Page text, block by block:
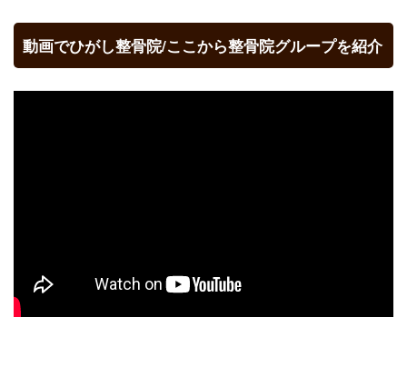
動画でひがし整骨院/ここから整骨院グループを紹介